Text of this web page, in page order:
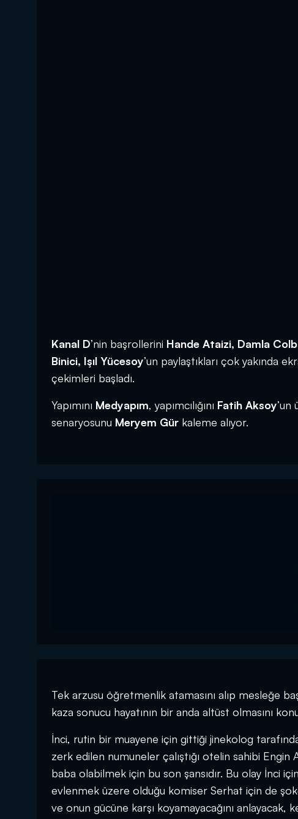
Kanal D’nin başrollerini Hande Ataizi, Damla
Binici, Işıl Yücesoy’un paylaştıkları çok yakında
çekimleri başladı.
Yapımını Medyapım, yapımcılığını Fatih Aksoy’un
senaryosunu Meryem Gür kaleme alıyor.
Tek arzusu öğretmenlik atamasını alıp mesleğe
kaza sonucu hayatının bir anda altüst olmasını
İnci, rutin bir muayene için gittiği jinekolog
zerk edilen numuneler çalıştığı otelin sahibi
baba olabilmek için bu son şansıdır. Bu olay İnci
evlenmek üzere olduğu komiser Serhat için de
ve onun gücüne karşı koyamayacağını